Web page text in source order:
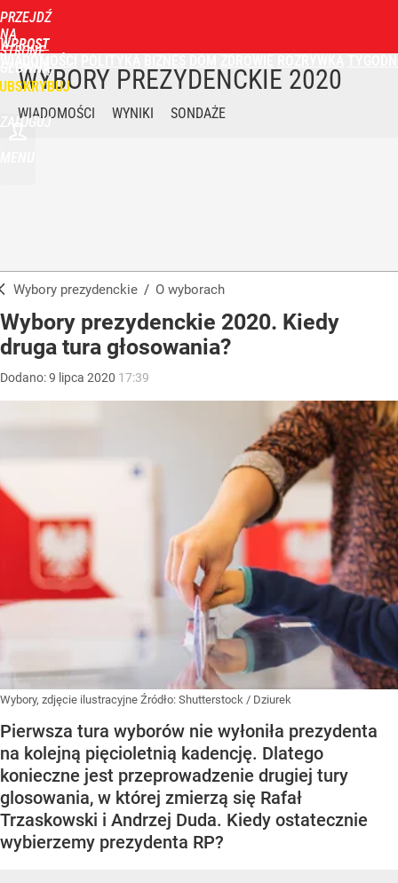
PRZEJDŹ
NA
STRONĘ
GŁÓWNĄ
WPROST
ZALOGUJ
WYBORY PREZYDENCKIE 2020
WIADOMOŚCI WYNIKI SONDAŻE
Wybory prezydenckie / O wyborach
Wybory prezydenckie 2020. Kiedy
druga tura głosowania?
Dodano:9 lipca 2020 17:39
Wybory, zdjęcie ilustracyjne Źródło: Shutterstock / Dziurek
Pierwsza tura wyborów nie wyłoniła prezydenta
na kolejną pięcioletnią kadencję. Dlatego
konieczne jest przeprowadzenie drugiej tury
glosowania, w której zmierzą się Rafał
Trzaskowski i Andrzej Duda. Kiedy ostatecznie
wybierzemy prezydenta RP?